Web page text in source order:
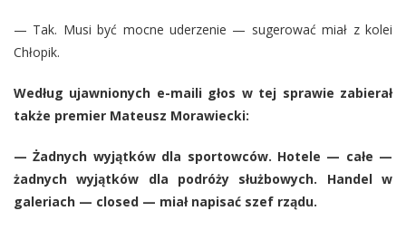
— Tak. Musi być mocne uderzenie — sugerować miał z kolei
Chłopik.
Według ujawnionych e-maili głos w tej sprawie zabierał
także premier Mateusz Morawiecki:
— Żadnych wyjątków dla sportowców. Hotele — całe —
żadnych wyjątków dla podróży służbowych. Handel w
galeriach — closed — miał napisać szef rządu.